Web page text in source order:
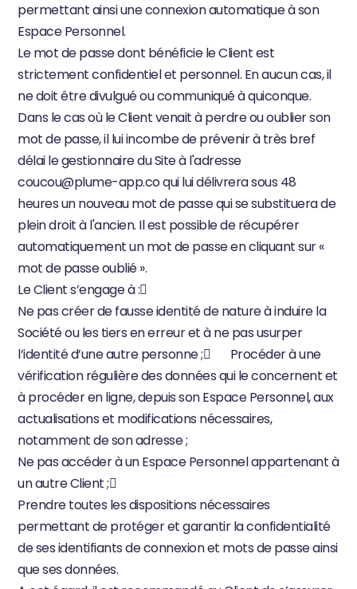
permettant ainsi une connexion automatique à son
Espace Personnel.
Le mot de passe dont bénéficie le Client est
strictement confidentiel et personnel. En aucun cas, il
ne doit être divulgué ou communiqué à quiconque.
Dans le cas où le Client venait à perdre ou oublier son
mot de passe, il lui incombe de prévenir à très bref
délai le gestionnaire du Site à l'adresse
coucou@plume-app.co qui lui délivrera sous 48
heures un nouveau mot de passe qui se substituera de
plein droit à l'ancien. Il est possible de récupérer
automatiquement un mot de passe en cliquant sur «
mot de passe oublié ».
Le Client s’engage à :
Ne pas créer de fausse identité de nature à induire la
Société ou les tiers en erreur et à ne pas usurper
l’identité d’une autre personne ;       Procéder à une
vérification régulière des données qui le concernent et
à procéder en ligne, depuis son Espace Personnel, aux
actualisations et modifications nécessaires,
notamment de son adresse ;
Ne pas accéder à un Espace Personnel appartenant à
un autre Client ;
Prendre toutes les dispositions nécessaires
permettant de protéger et garantir la confidentialité
de ses identifiants de connexion et mots de passe ainsi
que ses données.